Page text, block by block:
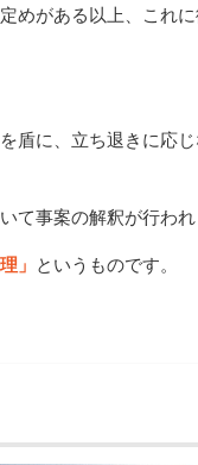
めがある以上、これ
盾に、立ち退きに応
て事案の解釈が行われ
」 というものです。